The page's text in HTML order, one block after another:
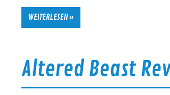
WEITERLESEN »
Altered Beast